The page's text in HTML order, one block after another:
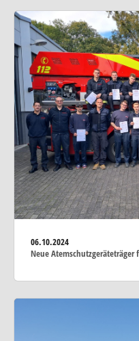
06.10.2024
Neue Atemschutzgeräteträger